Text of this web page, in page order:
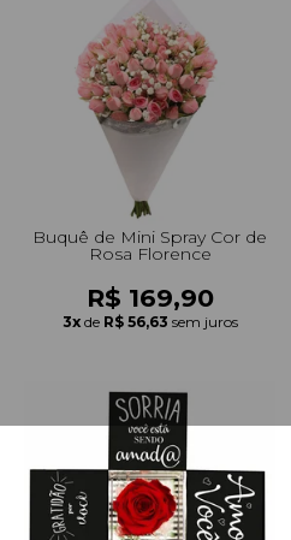
Buquê de Mini Spray Cor de
Rosa Florence
R$ 169,90
3x de R$ 56,63 sem juros